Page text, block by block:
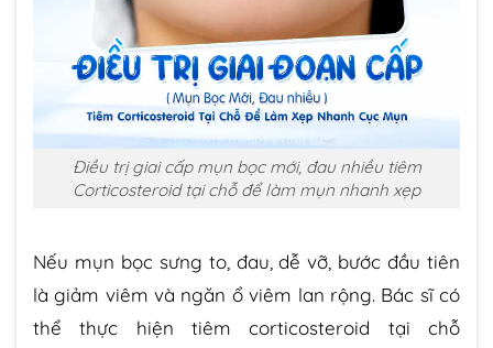
Điều trị giai cấp mụn bọc mới, đau nhiều tiêm
Corticosteroid tại chỗ để làm mụn nhanh xẹp
Nếu mụn bọc sưng to, đau, dễ vỡ, bước đầu tiên
là giảm viêm và ngăn ổ viêm lan rộng. Bác sĩ có
thể thực hiện tiêm corticosteroid tại chỗ